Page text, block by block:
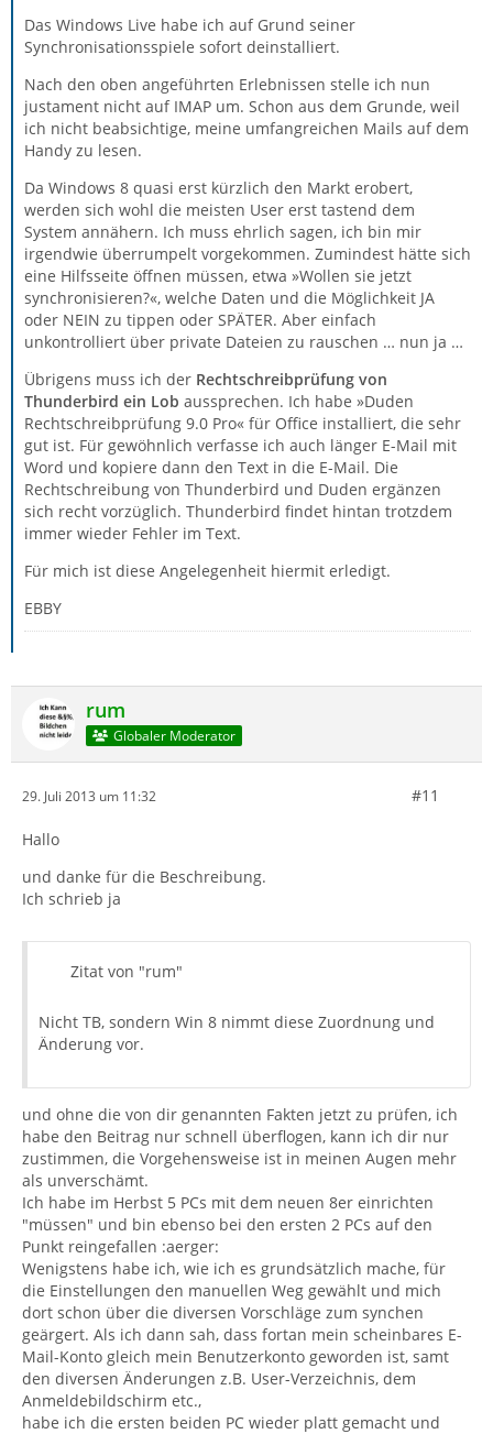
Das Windows Live habe ich auf Grund seiner
Synchronisationsspiele sofort deinstalliert.
Nach den oben angeführten Erlebnissen stelle ich nun
justament nicht auf IMAP um. Schon aus dem Grunde, weil
ich nicht beabsichtige, meine umfangreichen Mails auf dem
Handy zu lesen.
Da Windows 8 quasi erst kürzlich den Markt erobert,
werden sich wohl die meisten User erst tastend dem
System annähern. Ich muss ehrlich sagen, ich bin mir
irgendwie überrumpelt vorgekommen. Zumindest hätte sich
eine Hilfsseite öffnen müssen, etwa »Wollen sie jetzt
synchronisieren?«, welche Daten und die Möglichkeit JA
oder NEIN zu tippen oder SPÄTER. Aber einfach
unkontrolliert über private Dateien zu rauschen … nun ja …
Übrigens muss ich der Rechtschreibprüfung von
Thunderbird ein Lob aussprechen. Ich habe »Duden
Rechtschreibprüfung 9.0 Pro« für Office installiert, die sehr
gut ist. Für gewöhnlich verfasse ich auch länger E-Mail mit
Word und kopiere dann den Text in die E-Mail. Die
Rechtschreibung von Thunderbird und Duden ergänzen
sich recht vorzüglich. Thunderbird findet hintan trotzdem
immer wieder Fehler im Text.
Für mich ist diese Angelegenheit hiermit erledigt.
EBBY
rum
Globaler Moderator
29. Juli 2013 um 11:32 #11
Hallo
und danke für die Beschreibung.
Ich schrieb ja
Zitat von "rum"
Nicht TB, sondern Win 8 nimmt diese Zuordnung und
Änderung vor.
und ohne die von dir genannten Fakten jetzt zu prüfen, ich
habe den Beitrag nur schnell überflogen, kann ich dir nur
zustimmen, die Vorgehensweise ist in meinen Augen mehr
als unverschämt.
Ich habe im Herbst 5 PCs mit dem neuen 8er einrichten
"müssen" und bin ebenso bei den ersten 2 PCs auf den
Punkt reingefallen :aerger:
Wenigstens habe ich, wie ich es grundsätzlich mache, für
die Einstellungen den manuellen Weg gewählt und mich
dort schon über die diversen Vorschläge zum synchen
geärgert. Als ich dann sah, dass fortan mein scheinbares E-
Mail-Konto gleich mein Benutzerkonto geworden ist, samt
den diversen Änderungen z.B. User-Verzeichnis, dem
Anmeldebildschirm etc.,
habe ich die ersten beiden PC wieder platt gemacht und